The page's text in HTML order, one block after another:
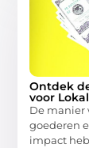
Ontdek
voor
De manier
goederen
impact